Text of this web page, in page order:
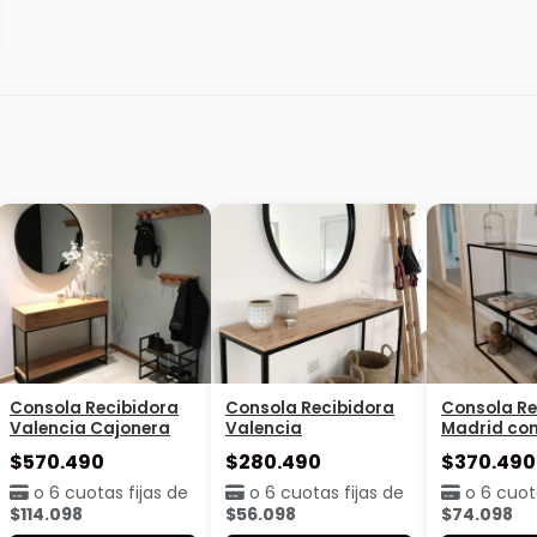
Escritorio Valencia
estante chapa
$420.490
o 6 cuotas fijas de
$84.098
Escritorio Singapur
$310.490
o 6 cuotas fijas de
$62.098
Escritorio
con
$530.490
o 6
$106.098